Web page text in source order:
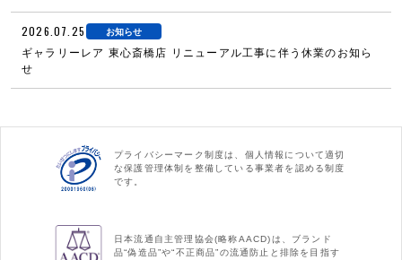
2026.07.25 お知らせ
ギャラリーレア 東心斎橋店 リニューアル工事に伴う休業のお知ら
せ
プライバシーマーク制度は、個人情報について適切
な保護管理体制を整備している事業者を認める制度
です。
日本流通自主管理協会(略称AACD)は、ブランド
品“偽造品”や“不正商品”の流通防止と排除を目指す